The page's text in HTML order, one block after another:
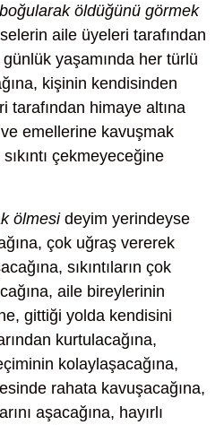
öldüğünü görmek
aile üyeleri tarafından
yaşamında her türlü
kişinin kendisinden
tarafından himaye altına
emellerine kavuşmak
çekmeyeceğine
ölmesideyim yerindeyse
çok uğraş vererek
sıkıntıların çok
aile bireylerinin
gittiği yolda kendisini
kurtulacağına,
kolaylaşacağına,
rahata kavuşacağına,
aşacağına, hayırlı